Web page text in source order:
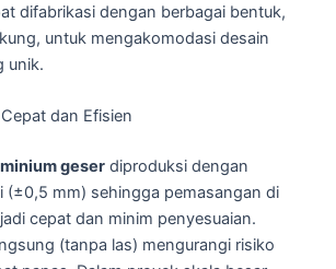
difabrikasi dengan berbagai bentuk,
untuk mengakomodasi desain
unik.
dan Efisien
geser diproduksi dengan
(±0,5 mm) sehingga pemasangan di
cepat dan minim penyesuaian.
(tanpa las) mengurangi risiko